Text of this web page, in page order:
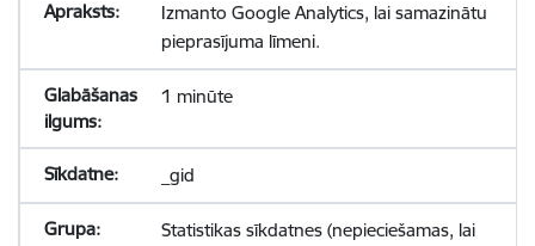
Izmanto Google Analytics, lai samazinātu
pieprasījuma līmeni.
1 minūte
_gid
Statistikas sīkdatnes (nepieciešamas, lai